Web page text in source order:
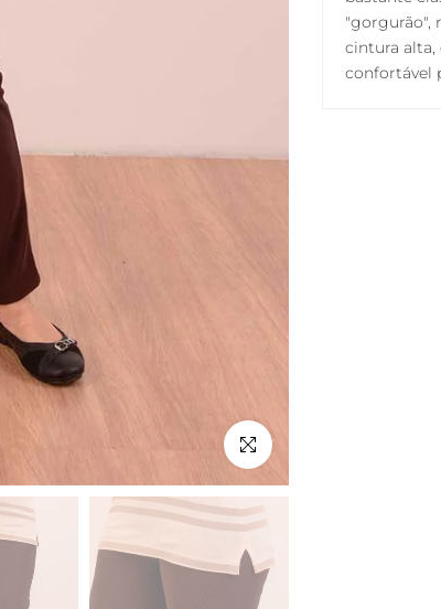
Clique para ampliar
"gorgurão",
cintura
confortável